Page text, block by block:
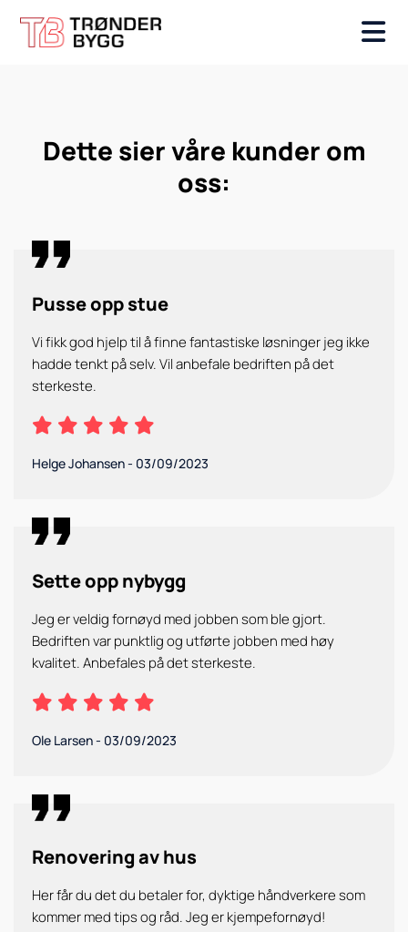
Dette sier våre kunder om
oss:
Pusse opp stue
Vi fikk god hjelp til å finne fantastiske løsninger jeg ikke
hadde tenkt på selv. Vil anbefale bedriften på det
sterkeste.
Helge Johansen- 03/09/2023
Sette opp nybygg
Jeg er veldig fornøyd med jobben som ble gjort.
Bedriften var punktlig og utførte jobben med høy
kvalitet. Anbefales på det sterkeste.
Ole Larsen- 03/09/2023
Renovering av hus
Her får du det du betaler for, dyktige håndverkere som
kommer med tips og råd. Jeg er kjempefornøyd!